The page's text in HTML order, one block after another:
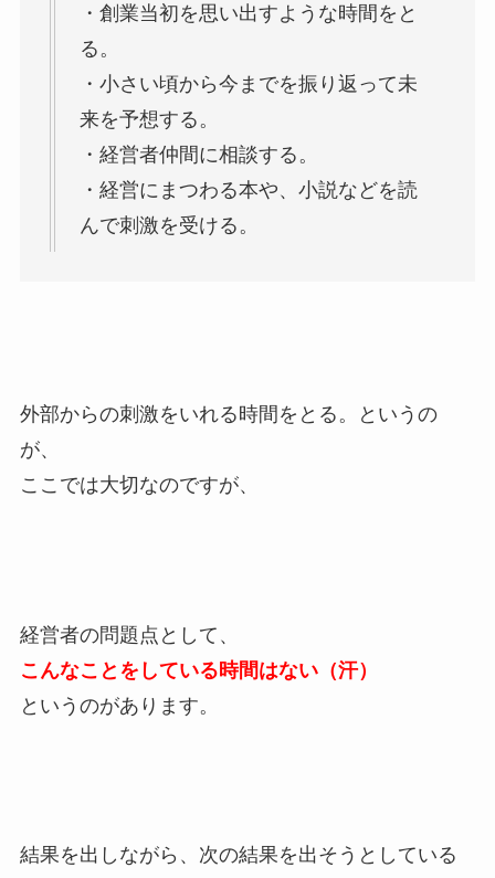
・創業当初を思い出すような時間をと
る。
・小さい頃から今までを振り返って未
来を予想する。
・経営者仲間に相談する。
・経営にまつわる本や、小説などを読
んで刺激を受ける。
外部からの刺激をいれる時間をとる。というの
が、
ここでは大切なのですが、
経営者の問題点として、
こんなことをしている時間はない（汗）
というのがあります。
結果を出しながら、次の結果を出そうとしている